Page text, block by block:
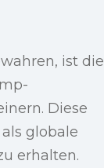
ist die
Diese
globale
erhalten.